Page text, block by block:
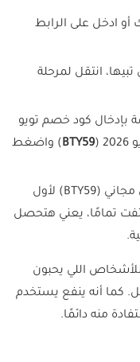
أو ادخل على الرابط
انتقل لمرحلة
بإدخال كود خصم تويو
(
BTY59) واضغط
بمجرد ما تدخل كود خصم تويو توصيل مجاني (BTY59) لأول
تمامًا، يعني هتحصل
جدًا للأشخاص اللي يحبون
كما أنه ينفع يستخدم
منه دائمًا.